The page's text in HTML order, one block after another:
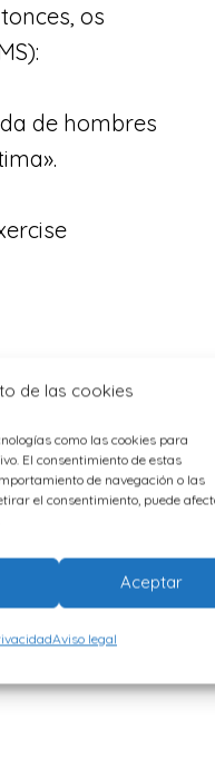
de las cookies
como las cookies para
El consentimiento de estas
de navegación o las
el consentimiento, puede
Aceptar
Aviso legal
os
de hombres